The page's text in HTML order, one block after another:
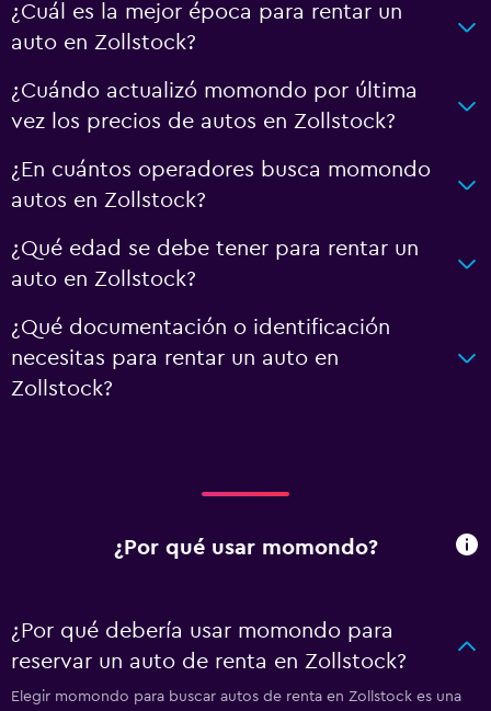
¿Cuál es la mejor época para rentar un
auto en Zollstock?
¿Cuándo actualizó momondo por última
vez los precios de autos en Zollstock?
¿En cuántos operadores busca momondo
autos en Zollstock?
¿Qué edad se debe tener para rentar un
auto en Zollstock?
¿Qué documentación o identificación
necesitas para rentar un auto en
Zollstock?
¿Por qué usar momondo?
¿Por qué debería usar momondo para
reservar un auto de renta en Zollstock?
Elegir momondo para buscar autos de renta en Zollstock es una